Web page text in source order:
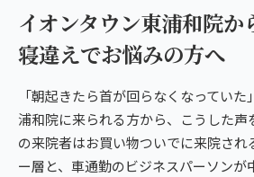
イオンタウン東浦和院か
寝違えでお悩みの方へ
「朝起きたら首が回らなくなってい
浦和院に来られる方から、こうした声
の来院者はお買い物ついでに来院され
ー層と、車通勤のビジネスパーソンが